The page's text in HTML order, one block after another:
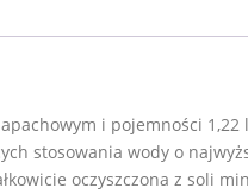
i pojemności
stosowania wody o
oczyszczona z soli